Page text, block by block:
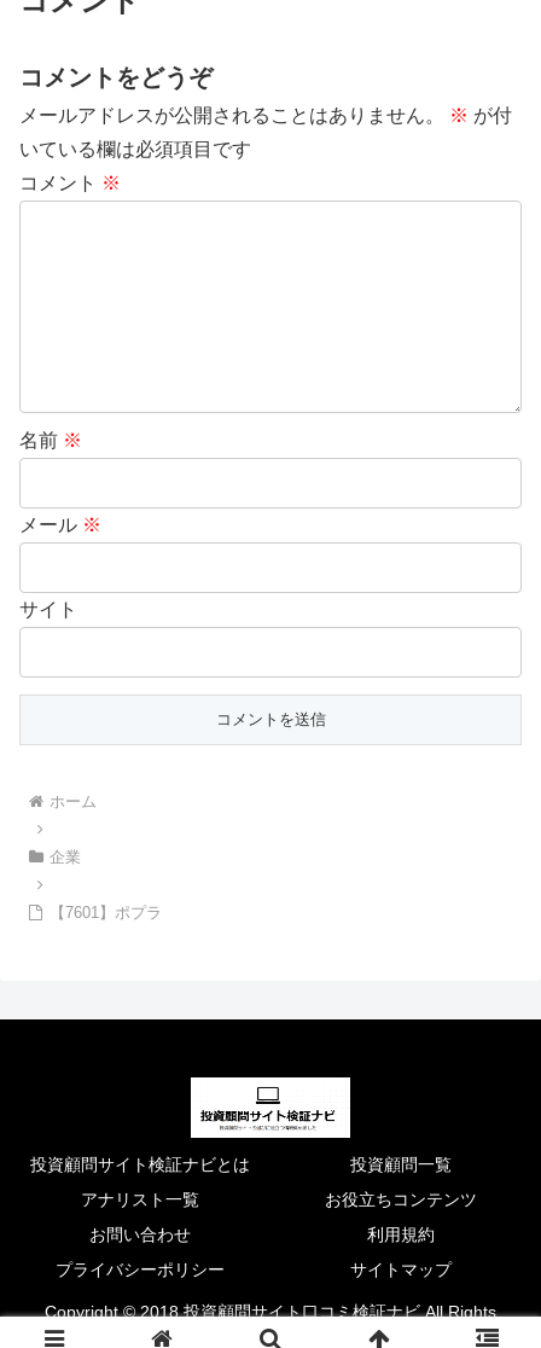
コメントをどうぞ
メールアドレスが公開されることはありません。 ※ が付
いている欄は必須項目です
コメント ※
名前 ※
メール ※
サイト
ホーム
企業
【7601】ポプラ
投資顧問サイト検証ナビとは
投資顧問一覧
アナリスト一覧
お役立ちコンテンツ
お問い合わせ
利用規約
プライバシーポリシー
サイトマップ
Copyright © 2018 投資顧問サイト口コミ検証ナビ All Rights
Reserved.